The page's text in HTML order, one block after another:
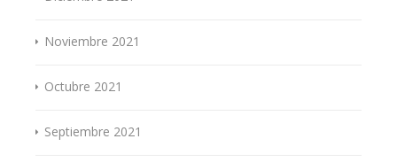
Noviembre 2021
Octubre 2021
Septiembre 2021